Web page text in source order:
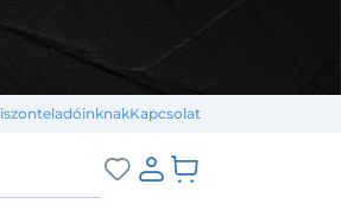
Kapcsolat
címmel